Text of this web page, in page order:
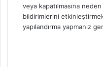
veya kapatılmasına
bildirimlerini
yapılandırma yapmanız